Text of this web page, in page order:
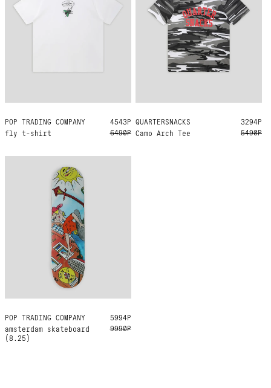
POP TRADING COMPANY
fly t-shirt
M L XL
4543Р
6490Р
QUARTERSNACKS
Camo Arch Tee
M L
3294Р
5490Р
POP TRADING COMPANY
amsterdam skateboard
(8.25)
8.25
5994Р
9990Р